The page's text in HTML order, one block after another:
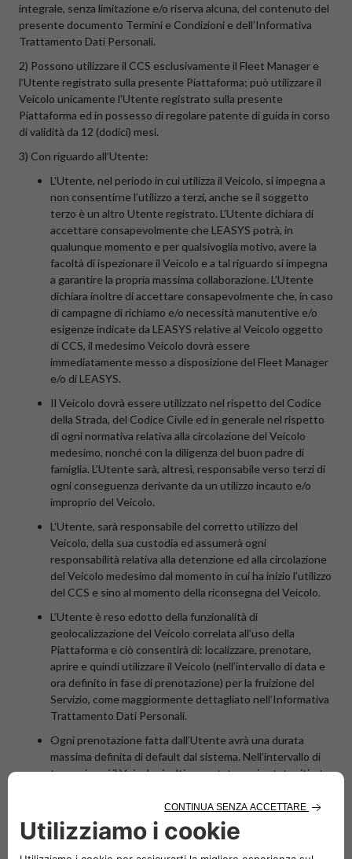
integrale, senza limitazione e/o riserva alcuna, del contenuto del
presente documento Termini e Condizioni e dell’Informativa
Trattamento Dati Personali.
2) Possono utilizzare il CCS esclusivamente il Fleet Manager e
l’Utente registrato sulla presente Piattaforma; può utilizzare il
Veicolo unicamente l’Utente registrato sulla presente
Piattaforma ed in possesso di regolare patente di guida in corso
di validità da 12 (dodici) mesi.
3) Con riguardo all’Utente:
L’Utente, nel periodo in cui utilizza il Veicolo, si impegna a
non consentirne l’utilizzo a terzi, anche se il soggetto
terzo è un altro Utente registrato. L’Utente dichiara di
accettare consapevolmente che LEASYS potrà, in
qualunque momento e per qualsivoglia motivo, avere la
facoltà di ispezionare il Veicolo e a tal riguardo si impegna
a garantire la propria massima collaborazione. L’Utente
dichiara inoltre di accettare consapevolmente che, in caso
di campagne di richiamo e/o necessità manutentive e/o
esigenze indicate da LEASYS relative al Veicolo oggetto
di CCS, il medesimo Veicolo dovrà essere
immediatamente messo a disposizione del Fleet Manager
e/o di LEASYS.
Il Veicolo dovrà essere utilizzato nel rispetto del Codice
della Strada, del Codice Civile ed in generale nel rispetto
di ogni normativa relativa alla circolazione del Veicolo
medesimo, nonché con la diligenza del buon padre di
famiglia. L’Utente sarà, altresì, responsabile verso terzi di
ogni conseguenza derivante da un utilizzo incauto e/o
improprio del Veicolo.
L’Utente, sarà responsabile del corretto utilizzo del
Veicolo, della sua custodia ed assumerà ogni
responsabilità relativa alla detenzione ed alla circolazione
del Veicolo medesimo dal momento in cui ha inizio l’utilizzo
del CCS e sino al momento della riconsegna del Veicolo.
L’Utente è reso edotto della funzionalità di
geolocalizzazione del Veicolo correlata all’uso della
Piattaforma e ciò consentirà di: localizzare, prenotare,
aprire e quindi utilizzare il Veicolo (nell’intervallo di data e
ora definito in fase di prenotazione) per la fruizione del
Servizio, come maggiormente dettagliato nell’Informativa
Trattamento Dati Personali.
Ogni prenotazione fatta dall’Utente avrà una durata
massima definita di default dal sistema. Nell’intervallo di
tempo in cui il Veicolo risulti prenotato, e sia stato ritirato
tra i Veicoli disponibili nel parco vetture per nuove
assegnazioni. Il Veicolo risulterà nuovamente disponibile
dal sistema per nuove assegnazioni nel momento in cui: